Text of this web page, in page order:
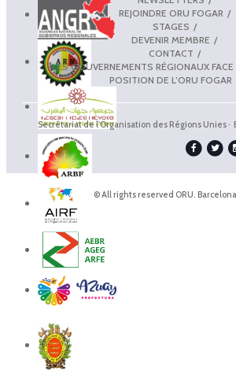
REJOINDRE ORU FOGAR
STAGES
DEVENIR MEMBRE
CONTACT
LES GOUVERNEMENTS RÉGIONAUX FACE
POSITION DE L’ORU FOGAR
Secrétariat de l'Organisation des Régions Unies ·
© All rights reserved ORU.